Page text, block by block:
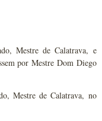
Mestre de Calatrava, e
por Mestre Dom Diego
Mestre de Calatrava, no